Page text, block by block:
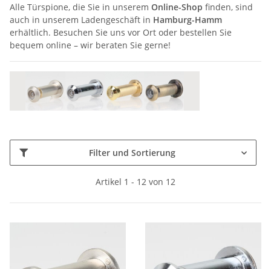
Alle Türspione, die Sie in unserem Online-Shop finden, sind
auch in unserem Ladengeschäft in Hamburg-Hamm
erhältlich. Besuchen Sie uns vor Ort oder bestellen Sie
bequem online – wir beraten Sie gerne!
Filter und Sortierung
Artikel 1 - 12 von 12